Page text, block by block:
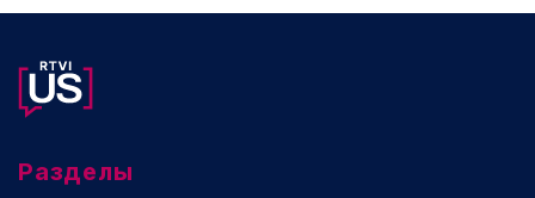
Разделы